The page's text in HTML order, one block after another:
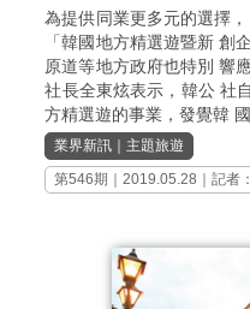
為提供同業更多元的選擇
「韓國地方精選遊暨新 創
原道等地方政府也特別 響
社長全東炫表示，韓公 社
方精選遊的事業，發覺韓
業界新訊 ｜ 主題旅遊
第546期 ｜2019.05.28｜記者